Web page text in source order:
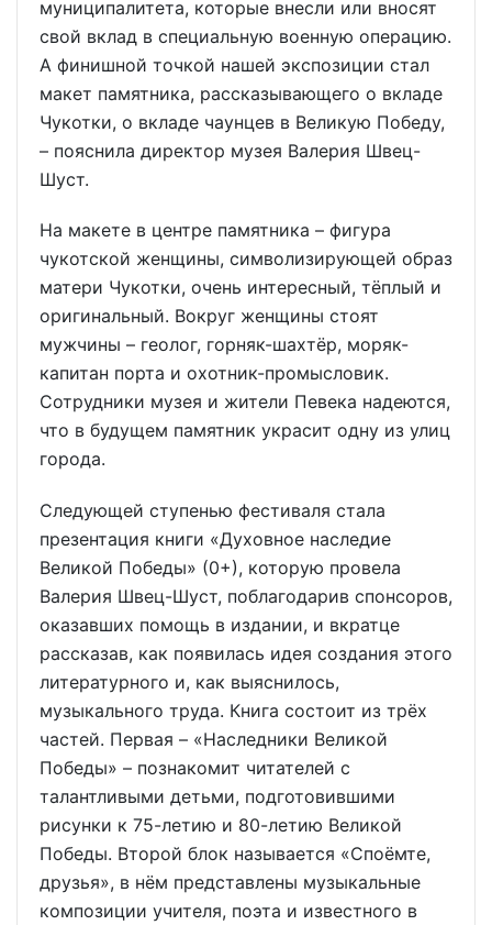
муниципалитета, которые внесли или вносят
свой вклад в специальную военную операцию.
А финишной точкой нашей экспозиции стал
макет памятника, рассказывающего о вкладе
Чукотки, о вкладе чаунцев в Великую Победу,
– пояснила директор музея Валерия Швец-
Шуст.
На макете в центре памятника – фигура
чукотской женщины, символизирующей образ
матери Чукотки, очень интересный, тёплый и
оригинальный. Вокруг женщины стоят
мужчины – геолог, горняк-шахтёр, моряк-
капитан порта и охотник-промысловик.
Сотрудники музея и жители Певека надеются,
что в будущем памятник украсит одну из улиц
города.
Следующей ступенью фестиваля стала
презентация книги «Духовное наследие
Великой Победы» (0+), которую провела
Валерия Швец-Шуст, поблагодарив спонсоров,
оказавших помощь в издании, и вкратце
рассказав, как появилась идея создания этого
литературного и, как выяснилось,
музыкального труда. Книга состоит из трёх
частей. Первая – «Наследники Великой
Победы» – познакомит читателей с
талантливыми детьми, подготовившими
рисунки к 75-летию и 80-летию Великой
Победы. Второй блок называется «Споёмте,
друзья», в нём представлены музыкальные
композиции учителя, поэта и известного в